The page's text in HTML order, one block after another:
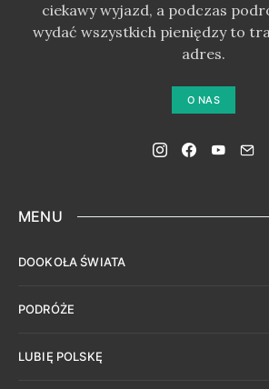
ciekawy wyjazd, a podczas
wydać wszystkich pieniędzy to
adres.
O NAS
MENU
DOOKOŁA ŚWIATA
PODRÓŻE
LUBIĘ POLSKĘ